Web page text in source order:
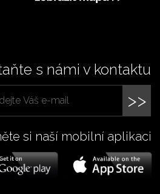
s námi v kontaktu
>>
si naší mobilní aplikaci